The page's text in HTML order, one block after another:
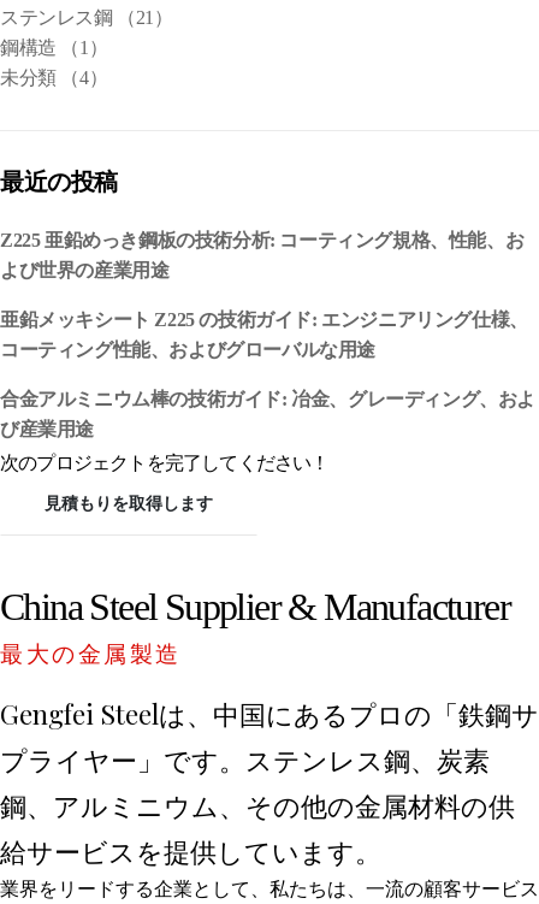
ステンレス鋼 （21）
鋼構造 （1）
未分類（4）
最近の投稿
Z225 亜鉛めっき鋼板の技術分析: コーティング規格、性能、お
よび世界の産業用途
亜鉛メッキシート Z225 の技術ガイド: エンジニアリング仕様、
コーティング性能、およびグローバルな用途
合金アルミニウム棒の技術ガイド: 冶金、グレーディング、およ
び産業用途
次のプロジェクトを完了してください！
見積もりを取得します
China Steel Supplier & Manufacturer
最大の金属製造
Gengfei Steelは、中国にあるプロの「鉄鋼サ
プライヤー」です。ステンレス鋼、炭素
鋼、アルミニウム、その他の金属材料の供
給サービスを提供しています。
業界をリードする企業として、私たちは、一流の顧客サービス